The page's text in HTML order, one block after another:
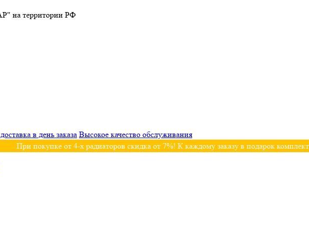
на территории РФ
в день заказа Высокое качество обслуживания
При покупке от 4-х радиаторов скидка от 7%! К каждому заказу в подарок